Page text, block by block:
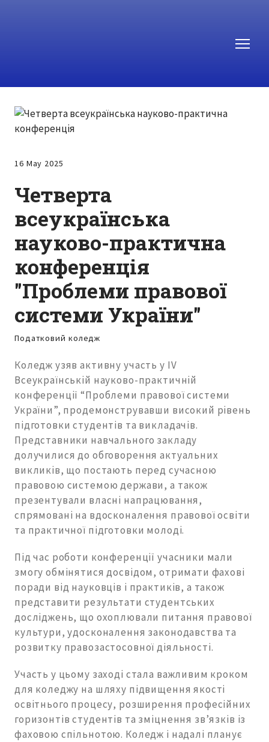
16 May 2025
Четверта
всеукраїнська
науково-практична
конференція
"Проблеми правової
системи України"
Податковий коледж
Коледж узяв активну участь у IV
Всеукраїнській науково-практичній
конференції “Проблеми правової системи
України”, продемонструвавши високий рівень
підготовки студентів та викладачів.
Представники навчального закладу
долучилися до обговорення актуальних
викликів, що постають перед сучасною
правовою системою держави, а також
презентували власні напрацювання,
спрямовані на вдосконалення правової освіти
та практичної підготовки молоді.
Під час роботи конференції учасники мали
змогу обмінятися досвідом, отримати фахові
поради від науковців і практиків, а також
представити результати студентських
досліджень, що охоплювали питання правової
культури, удосконалення законодавства та
розвитку правозастосовної діяльності.
Участь у цьому заході стала важливим кроком
для коледжу на шляху підвищення якості
освітнього процесу, розширення професійних
горизонтів студентів та зміцнення зв’язків із
фаховою спільнотою. Коледж і надалі планує